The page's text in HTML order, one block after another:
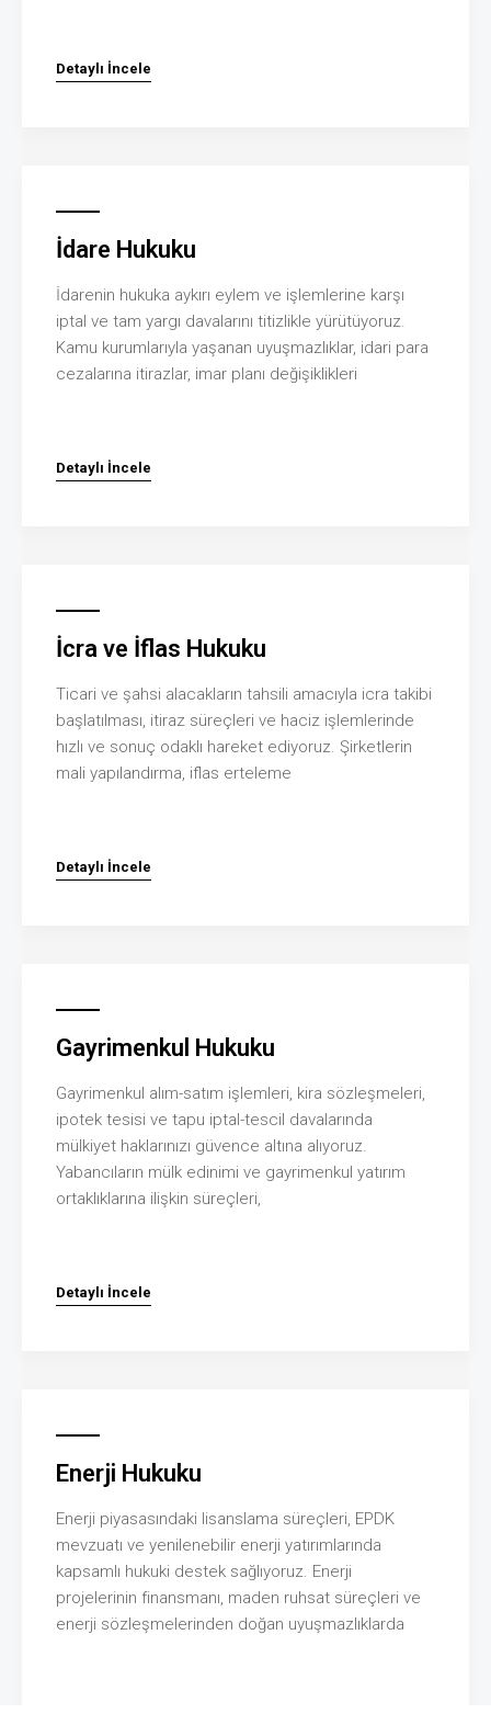
Detaylı İncele
İdare Hukuku
İdarenin hukuka aykırı eylem ve işlemlerine karşı
iptal ve tam yargı davalarını titizlikle yürütüyoruz.
Kamu kurumlarıyla yaşanan uyuşmazlıklar, idari para
cezalarına itirazlar, imar planı değişiklikleri
Detaylı İncele
İcra ve İflas Hukuku
Ticari ve şahsi alacakların tahsili amacıyla icra takibi
başlatılması, itiraz süreçleri ve haciz işlemlerinde
hızlı ve sonuç odaklı hareket ediyoruz. Şirketlerin
mali yapılandırma, iflas erteleme
Detaylı İncele
Gayrimenkul Hukuku
Gayrimenkul alım-satım işlemleri, kira sözleşmeleri,
ipotek tesisi ve tapu iptal-tescil davalarında
mülkiyet haklarınızı güvence altına alıyoruz.
Yabancıların mülk edinimi ve gayrimenkul yatırım
ortaklıklarına ilişkin süreçleri,
Detaylı İncele
Enerji Hukuku
Enerji piyasasındaki lisanslama süreçleri, EPDK
mevzuatı ve yenilenebilir enerji yatırımlarında
kapsamlı hukuki destek sağlıyoruz. Enerji
projelerinin finansmanı, maden ruhsat süreçleri ve
enerji sözleşmelerinden doğan uyuşmazlıklarda